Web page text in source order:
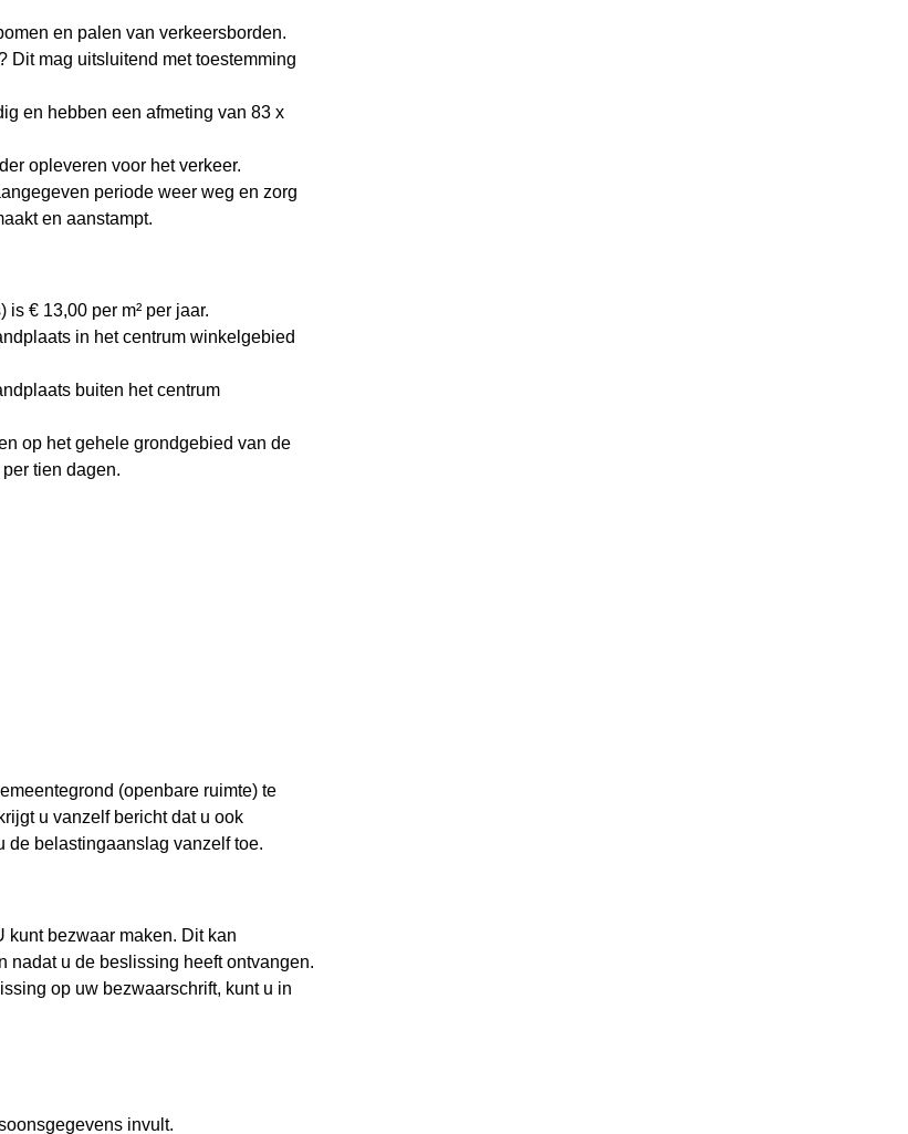
en palen van verkeersborden.
Dit mag uitsluitend met toestemming
en hebben een afmeting van 83 x
opleveren voor het verkeer.
periode weer weg en zorg
en aanstampt.
€ 13,00 per m² per jaar.
in het centrum winkelgebied
buiten het centrum
op het gehele grondgebied van de
tien dagen.
(openbare ruimte) te
u vanzelf bericht dat u ook
de belastingaanslag vanzelf toe.
kunt bezwaar maken. Dit kan
nadat u de beslissing heeft ontvangen.
op uw bezwaarschrift, kunt u in
invult.